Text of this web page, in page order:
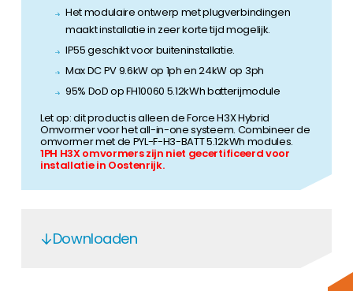
Het modulaire ontwerp met plugverbindingen
maakt installatie in zeer korte tijd mogelijk.
IP55 geschikt voor buiteninstallatie.
Max DC PV 9.6kW op 1ph en 24kW op 3ph
95% DoD op FH10060 5.12kWh batterijmodule
Let op: dit product is alleen de Force H3X Hybrid
Omvormer voor het all-in-one systeem. Combineer de
omvormer met de PYL-F-H3-BATT 5.12kWh modules.
1PH H3X omvormers zijn niet gecertificeerd voor
installatie in Oostenrijk.
Downloaden